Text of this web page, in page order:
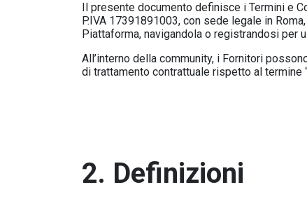
Il presente documento definisce i Termini e
P.IVA 17391891003, con sede legale in
Piattaforma, navigandola o registrandosi per
All’interno della community, i Fornitori
di trattamento contrattuale rispetto al termine
2. Definizioni